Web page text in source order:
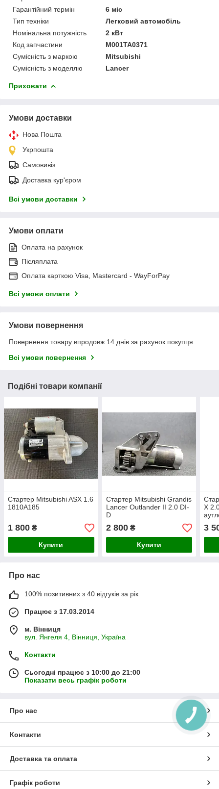
Гарантійний термін
6 міс
Тип техніки
Легковий автомобіль
Номінальна потужність
2 кВт
Код запчастини
M001TA0371
Сумісність з маркою
Mitsubishi
Сумісність з моделлю
Lancer
Приховати
Умови доставки
Нова Пошта
Укрпошта
Самовивіз
Доставка кур'єром
Всі умови доставки
Умови оплати
Оплата на рахунок
Післяплата
Оплата карткою Visa, Mastercard - WayForPay
Всі умови оплати
Умови повернення
Повернення товару впродовж 14 днів за рахунок покупця
Всі умови повернення
Подібні товари компанії
Стартер Mitsubishi ASX 1.6
1810A185
1 800 ₴
Купити
Стартер Mitsubishi Grandis
Lancer Outlander II 2.0 DI-
D
2 800₴
Купити
X
3
Про нас
100% позитивних з 40 відгуків за рік
Працює з 17.03.2014
м. Вінниця
вул. Янгеля 4, Вінниця, Україна
Контакти
Сьогодні працює з 10:00 до 21:00
Показати весь графік роботи
Про нас
Контакти
Доставка та оплата
Графік роботи